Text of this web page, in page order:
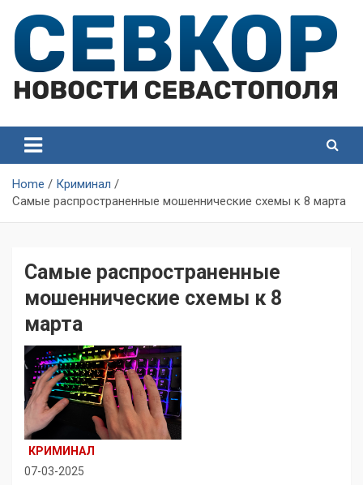
content
Севастополя
Севастополя
Home
Криминал
Самые распространенные мошеннические схемы к 8 марта
Самые распространенные
мошеннические схемы к 8
марта
КРИМИНАЛ
07-03-2025